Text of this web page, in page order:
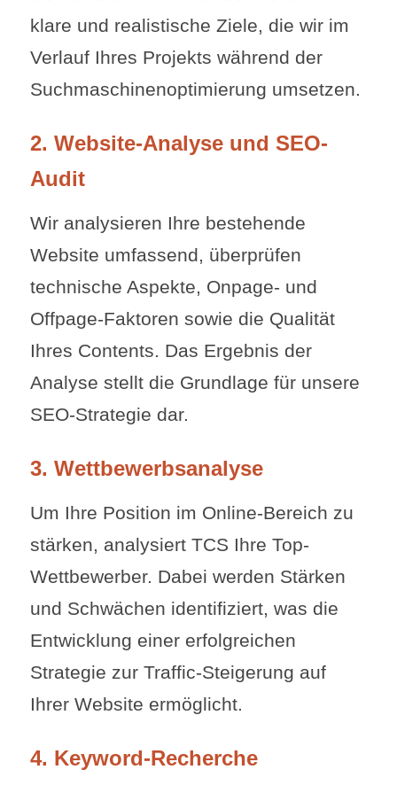
klare und realistische Ziele, die wir im
Verlauf Ihres Projekts während der
Suchmaschinenoptimierung umsetzen.
2. Website-Analyse und SEO-
Audit
Wir analysieren Ihre bestehende
Website umfassend, überprüfen
technische Aspekte, Onpage- und
Offpage-Faktoren sowie die Qualität
Ihres Contents. Das Ergebnis der
Analyse stellt die Grundlage für unsere
SEO-Strategie dar.
3. Wettbewerbsanalyse
Um Ihre Position im Online-Bereich zu
stärken, analysiert TCS Ihre Top-
Wettbewerber. Dabei werden Stärken
und Schwächen identifiziert, was die
Entwicklung einer erfolgreichen
Strategie zur Traffic-Steigerung auf
Ihrer Website ermöglicht.
4. Keyword-Recherche